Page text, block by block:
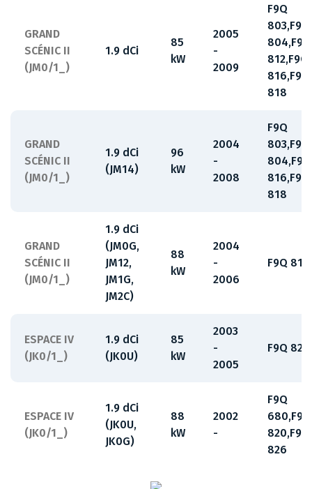
GRAND
SCÉNIC II
(JM0/1_)
1.9 dCi
85
kW
2005
-
2009
F9Q
803,F9Q
804,F9Q
812,F9Q
816,F9Q
818
GRAND
SCÉNIC II
(JM0/1_)
1.9 dCi
(JM14)
96
kW
2004
-
2008
F9Q
803,F9Q
804,F9Q
816,F9Q
818
GRAND
SCÉNIC II
(JM0/1_)
1.9 dCi
(JM0G,
JM12,
JM1G,
JM2C)
88
kW
2004
-
2006
F9Q 812
ESPACE IV
(JK0/1_)
1.9 dCi
(JK0U)
85
kW
2003
-
2005
F9Q 820
ESPACE IV
(JK0/1_)
1.9 dCi
(JK0U,
JK0G)
88
kW
2002
-
F9Q
680,F9Q
820,F9Q
826